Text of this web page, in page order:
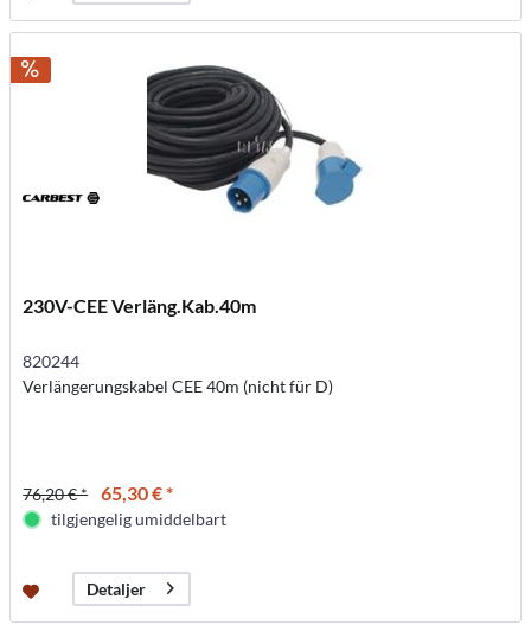
230V-CEE Verläng.Kab.40m
820244
Verlängerungskabel CEE 40m (nicht für D)
76,20 € * 65,30 € *
tilgjengelig umiddelbart
Detaljer